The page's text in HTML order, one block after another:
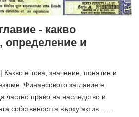
- какво
определение и
Какво е това, значение, понятие и
Финансовото заглавие е
частно право на наследство и
собствеността върху актив ...…